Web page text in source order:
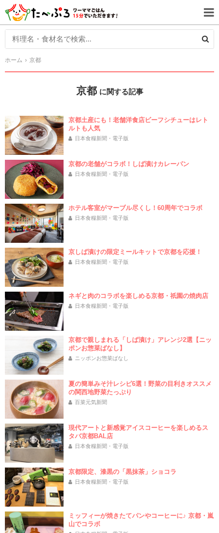
ホーム 京都
京都 に関する記事
京都土産にも！老舗洋食店ビーフシチューはレト
ルトも人気
日本食糧新聞・電子版
京都の老舗がコラボ！しば漬けカレーパン
日本食糧新聞・電子版
ホテル客室がマーブル尽くし！60周年でコラボ
日本食糧新聞・電子版
京しば漬けの限定ミールキットで京都を応援！
日本食糧新聞・電子版
ネギと肉のコラボを楽しめる京都・祇園の焼肉店
日本食糧新聞・電子版
京都で親しまれる「しば漬け」アレンジ2選【ニッ
ポンお惣菜ばなし】
ニッポンお惣菜ばなし
夏の簡単みそ汁レシピ6選！野菜の目利きオススメ
の関西地野菜たっぷり
百菜元気新聞
現代アートと新感覚アイスコーヒーを楽しめるス
タバ京都BAL店
日本食糧新聞・電子版
京都限定、漆黒の「黒抹茶」ショコラ
日本食糧新聞・電子版
ミッフィーが焼きたてパンやコーヒーに♪ 京都・嵐
山でコラボ